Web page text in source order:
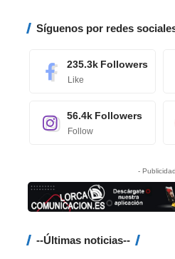
Síguenos por redes
235.3k Followers
Like
56.4k Followers
Follow
-
--Últimas noticias--